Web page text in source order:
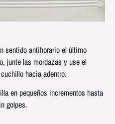
sentido antihorario el último
junte las mordazas y use el
hacia adentro.
en pequeños incrementos hasta
golpes.